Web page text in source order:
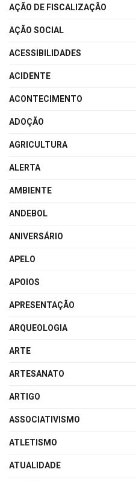
AÇÃO DE FISCALIZAÇÃO
AÇÃO SOCIAL
ACESSIBILIDADES
ACIDENTE
ACONTECIMENTO
ADOÇÃO
AGRICULTURA
ALERTA
AMBIENTE
ANDEBOL
ANIVERSÁRIO
APELO
APOIOS
APRESENTAÇÃO
ARQUEOLOGIA
ARTE
ARTESANATO
ARTIGO
ASSOCIATIVISMO
ATLETISMO
ATUALIDADE